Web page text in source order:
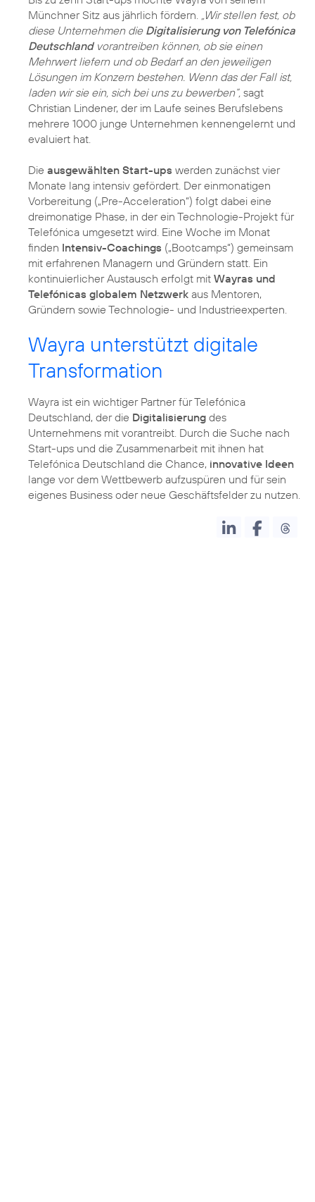
Münchner Sitz aus jährlich fördern. „Wir stellen fest, ob
diese Unternehmen die Digitalisierung von Telefónica
Deutschlandvorantreiben können, ob sie einen
Mehrwert liefern und ob Bedarf an den jeweiligen
Lösungen im Konzern bestehen. Wenn das der Fall ist,
laden wir sie ein, sich bei uns zu bewerben“, sagt
Christian Lindener, der im Laufe seines Berufslebens
mehrere 1000 junge Unternehmen kennengelernt und
evaluiert hat.
Die ausgewählten Start-ups werden zunächst vier
Monate lang intensiv gefördert. Der einmonatigen
Vorbereitung („Pre-Acceleration“) folgt dabei eine
dreimonatige Phase, in der ein Technologie-Projekt für
Telefónica umgesetzt wird. Eine Woche im Monat
finden Intensiv-Coachings („Bootcamps“) gemeinsam
mit erfahrenen Managern und Gründern statt. Ein
kontinuierlicher Austausch erfolgt mit Wayras und
Telefónicas globalem Netzwerk aus Mentoren,
Gründern sowie Technologie- und Industrieexperten.
Wayra unterstützt digitale
Transformation
Wayra ist ein wichtiger Partner für Telefónica
Deutschland, der die Digitalisierung des
Unternehmens mit vorantreibt. Durch die Suche nach
Start-ups und die Zusammenarbeit mit ihnen hat
Telefónica Deutschland die Chance, innovative Ideen
lange vor dem Wettbewerb aufzuspüren und für sein
eigenes Business oder neue Geschäftsfelder zu nutzen.